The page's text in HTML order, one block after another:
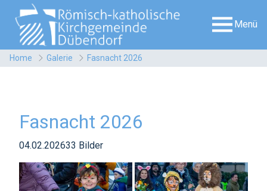
Menü
Home Galerie Fasnacht 2026
Fasnacht 2026
04.02.202633 Bilder